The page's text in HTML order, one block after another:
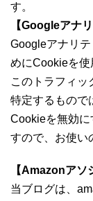
す。
【Googleアナ
Googleアナリ
めにCookieを使
このトラフィッ
特定するもので
Cookieを無効に
すので、お使い
【Amazonアソ
当ブログは、